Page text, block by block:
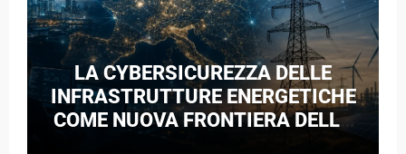
LA CYBERSICUREZZA DELLE
INFRASTRUTTURE ENERGETICHE
COME NUOVA FRONTIERA DELLA